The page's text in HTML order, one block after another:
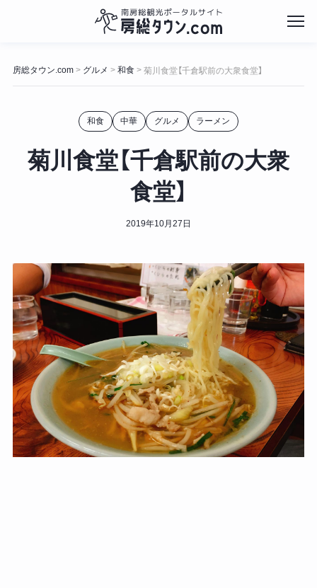
ン
テ
房総タウン.com> グルメ > 和食> 菊川食堂【千倉駅前の大衆食堂】
和食 中華 グルメ ラーメン
菊川食堂【千倉駅前の大衆
食堂】
2019年10月27日